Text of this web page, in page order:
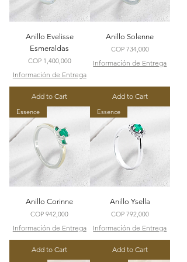
Anillo Evelisse
Esmeraldas
Price
COP 1,400,000
Información de Entrega
Add to Cart
Anillo Solenne
Price
COP 734,000
Información de Entrega
Add to Cart
Essence
Anillo Corinne
Price
COP 942,000
Información de Entrega
Add to Cart
Essence
Anillo Ysella
Price
COP 792,000
Información de Entrega
Add to Cart